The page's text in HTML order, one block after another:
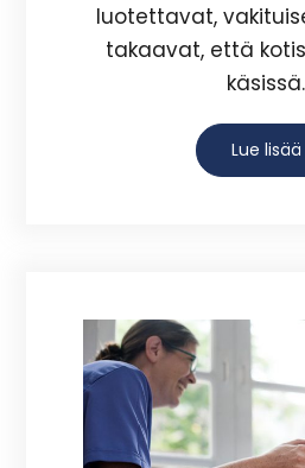
luotettavat,
takaavat, että
käsissä.
Lue lisää